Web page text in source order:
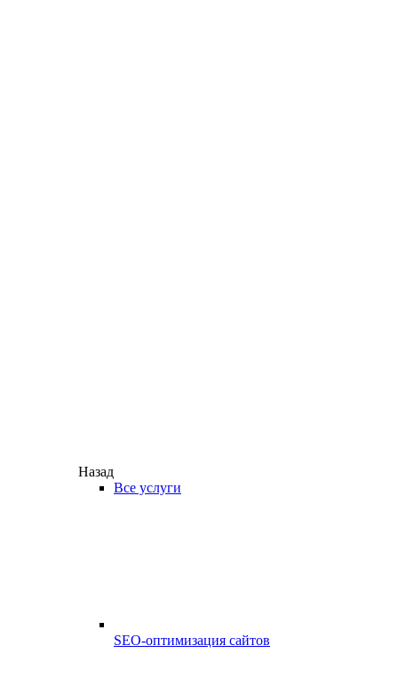
Назад
Все услуги
SEO-оптимизация сайтов